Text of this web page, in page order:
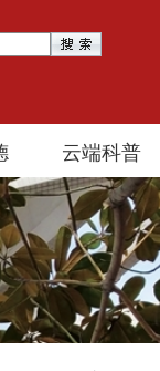
云端科普